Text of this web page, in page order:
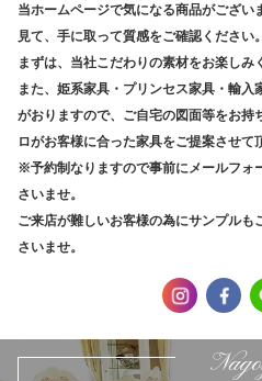
当ホームページで気になる商品がござい
見て、手に取って質感をご確認ください。
まずは、当社こだわりの素材をお楽しみ
また、姫系家具・プリンセス家具・輸入
がおりますので、ご自宅の図面等をお持
ロがお客様に合った家具をご提案させて
※予約制なりますので事前にメールフォ
さいませ。
ご来店が難しいお客様の為にサンプル
さいませ。